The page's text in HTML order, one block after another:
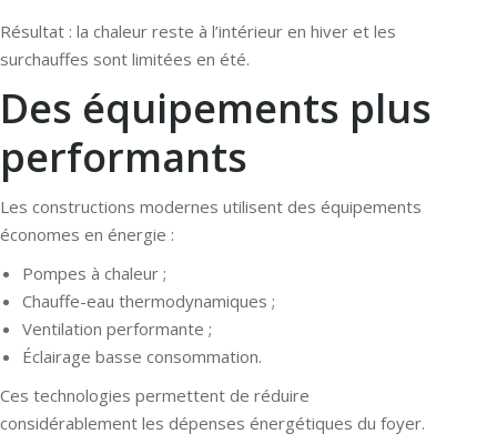
Résultat : la chaleur reste à l’intérieur en hiver et les
surchauffes sont limitées en été.
Des équipements plus
performants
Les constructions modernes utilisent des équipements
économes en énergie :
Pompes à chaleur ;
Chauffe-eau thermodynamiques ;
Ventilation performante ;
Éclairage basse consommation.
Ces technologies permettent de réduire
considérablement les dépenses énergétiques du foyer.